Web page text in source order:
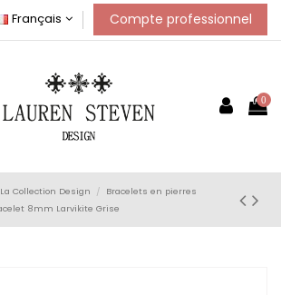
Français Compte professionnel
0
La Collection Design
Bracelets en pierres
8mm Larvikite Grise